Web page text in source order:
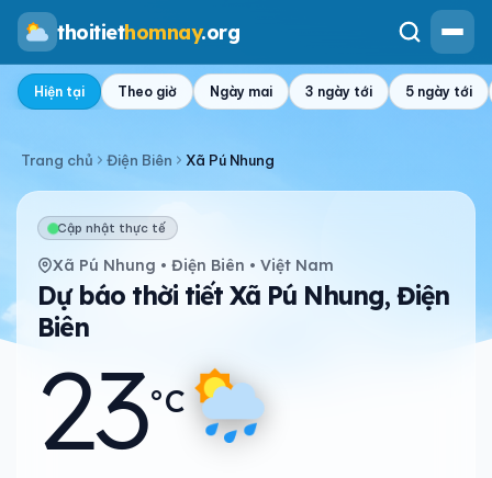
thoitiethomnay.org
Hiện tại Theo giờ Ngày mai 3 ngày tới 5 ngày tới
Trang chủ Điện Biên Xã Pú Nhung
Cập nhật thực tế
Xã Pú Nhung • Điện Biên • Việt Nam
Dự báo thời tiết Xã Pú Nhung, Điện
Biên
23°C